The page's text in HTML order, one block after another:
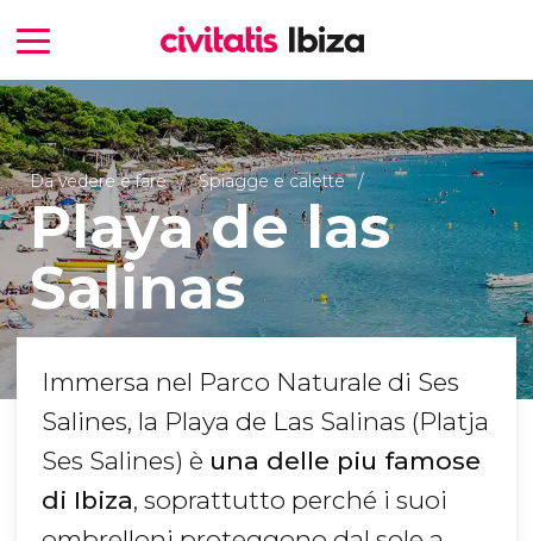
Da vedere e fare Spiagge e calette
Playa de las
Salinas
Immersa nel Parco Naturale di Ses
Salines, la Playa de Las Salinas (Platja
Ses Salines) è una delle piu famose
di Ibiza, soprattutto perché i suoi